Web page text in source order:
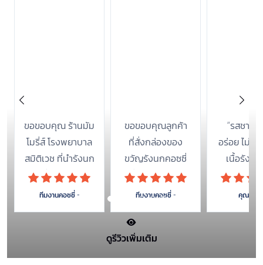
ขอขอบคุณ ร้านมัม
โมรี่ส์ โรงพยาบาล
สมิติเวช ที่นำรังนก
คอซซี่ไปจัดกระเช้า
เยี่ยมผู้ป่วยค่ะ
ทีมงานคอซซี่ -
ขอขอบคุณลูกค้า
ที่สั่งกล่องของ
ขวัญรังนกคอซซี่
เพื่อส่งไปมอบให้
เป็นของขวัญ
ของคนพิเศษค่ะ
ทีมงานคอซซี่ -
“รสชาติ
อร่อย ไม่ห
เนื้อรังนก
สินค้าคุณ
เยี่ยม”
คุณหลิน
ดูรีวิวเพิ่มเติม